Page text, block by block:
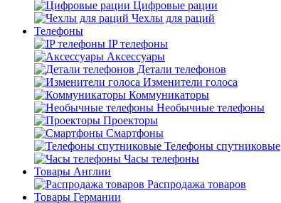
Цифровые рации
Чехлы для раций
Телефоны
IP телефоны
Аксессуары
Детали телефонов
Изменители голоса
Коммуникаторы
Необычные телефоны
Проекторы
Смартфоны
Телефоны спутниковые
Часы телефоны
Товары Англии
Распродажа товаров
Товары Германии